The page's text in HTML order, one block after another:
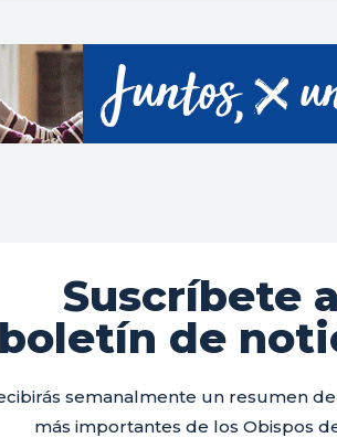
Suscríbete
boletín de
semanalmente un resumen de
más importantes de los Obispos